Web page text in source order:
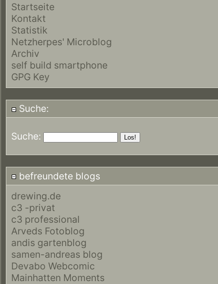
Startseite
Kontakt
Statistik
Netzherpes' Microblog
Archiv
self build smartphone
GPG Key
Suche:
Suche:
befreundete blogs
drewing.de
c3 -privat
c3 professional
Arveds Fotoblog
andis gartenblog
samen-andreas blog
Devabo Webcomic
Mainhatten Moments